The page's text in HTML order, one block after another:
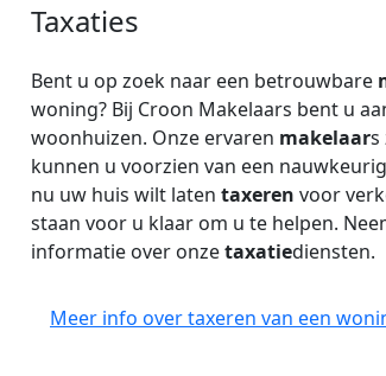
Taxaties
Bent u op zoek naar een betrouwbare
woning? Bij Croon Makelaars bent u
woonhuizen. Onze ervaren makelaars
kunnen u voorzien van een
nu uw huis wilt laten taxeren voor
staan voor u klaar om u te helpen.
informatie over onzetaxatiediensten.
Meer info over taxeren van een